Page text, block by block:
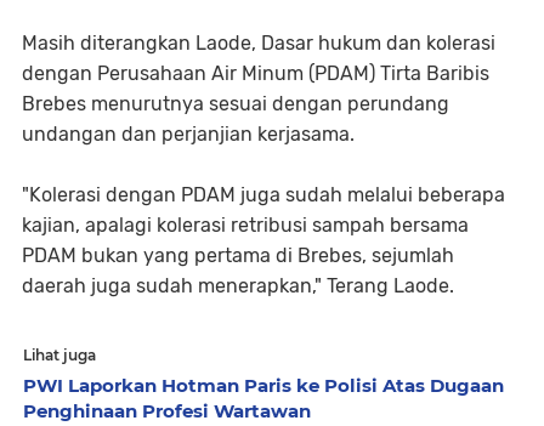
Masih diterangkan Laode, Dasar hukum dan kolerasi
dengan Perusahaan Air Minum (PDAM) Tirta Baribis
Brebes menurutnya sesuai dengan perundang
undangan dan perjanjian kerjasama.
"Kolerasi dengan PDAM juga sudah melalui beberapa
kajian, apalagi kolerasi retribusi sampah bersama
PDAM bukan yang pertama di Brebes, sejumlah
daerah juga sudah menerapkan," Terang Laode.
Lihat juga
PWI Laporkan Hotman Paris ke Polisi Atas Dugaan
Penghinaan Profesi Wartawan